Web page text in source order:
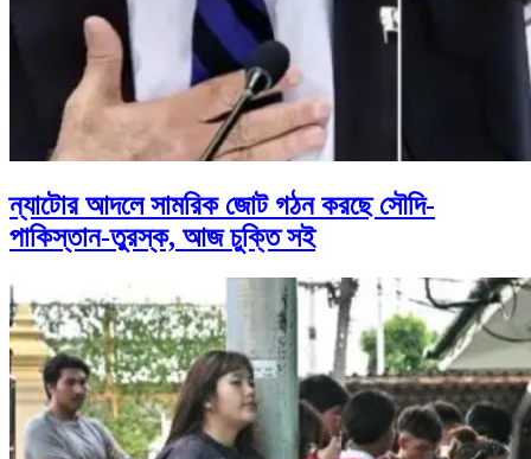
ন্যাটোর আদলে সামরিক জোট গঠন করছে সৌদি-
পাকিস্তান-তুরস্ক, আজ চুক্তি সই